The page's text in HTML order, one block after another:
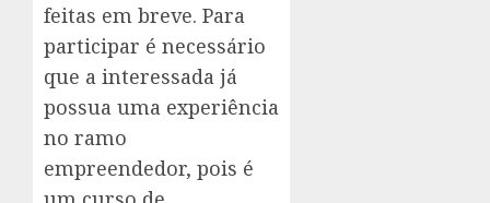
feitas em breve. Para
participar é necessário
que a interessada já
possua uma experiência
no ramo
empreendedor, pois é